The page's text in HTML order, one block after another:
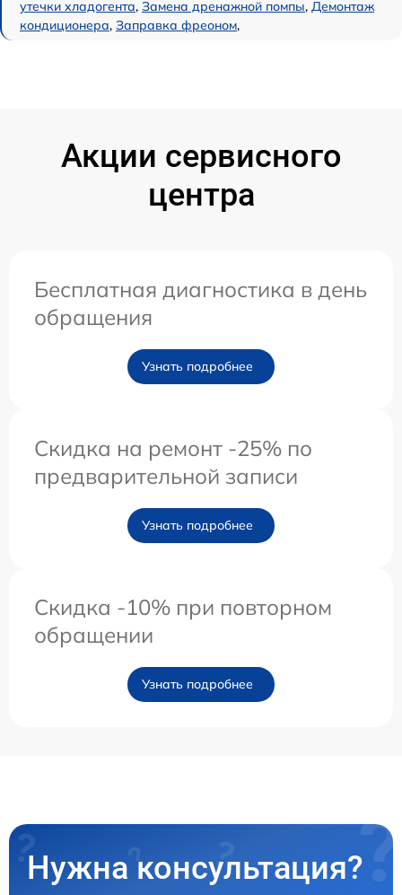
утечки хладогента, Замена дренажной помпы, Демонтаж
кондиционера, Заправка фреоном,
Акции сервисного
центра
Бесплатная диагностика в день
обращения
Узнать подробнее
Скидка на ремонт -25% по
предварительной записи
Узнать подробнее
Скидка -10% при повторном
обращении
Узнать подробнее
Нужна консультация?